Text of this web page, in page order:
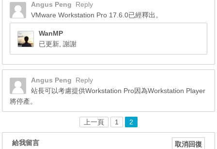
Angus Peng
Reply
VMware Workstation Pro 17.6.0已經釋出。
WanMP
已更新, 謝謝
Angus Peng
Reply
站長可以考慮提供Workstation Pro因為Workstation Player
將停產。
上一頁 1 2
給我留言 取消回復